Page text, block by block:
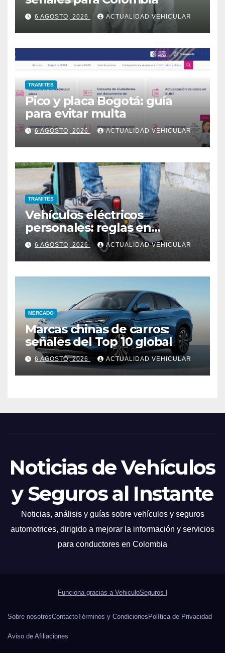
6 AGOSTO, 2026 ACTUALIDAD VEHICULAR
TRAMITES
Pico y placa Bogotá: guía
para evitar multa
6 AGOSTO, 2026 ACTUALIDAD VEHICULAR
TRAMITES
Vehículos eléctricos
personales: reglas en
Colombia
6 AGOSTO, 2026 ACTUALIDAD VEHICULAR
MERCADO
Marcas chinas de carros:
señales del Top 10 global
6 AGOSTO, 2026 ACTUALIDAD VEHICULAR
Noticias de Vehículos
y Seguros al Instante
Noticias, análisis y guías sobre vehículos y seguros
automotrices, dirigido a mejorar la información y servicios
para conductores en Colombia
Funciona gracias a VehiculoSeguros
Sobre nosotrosContactoTérminos y Condiciones Política de Privacidad
Aviso de Afiliaciones